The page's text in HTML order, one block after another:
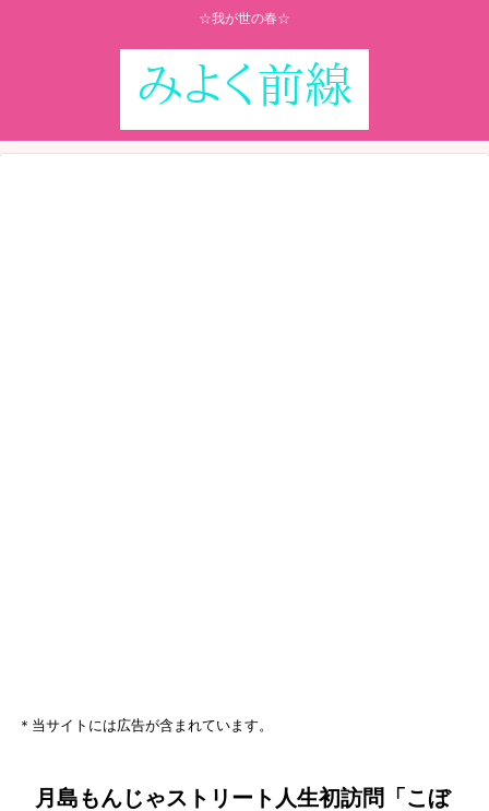
☆我が世の春☆
＊当サイトには広告が含まれています。
月島もんじゃストリート人生初訪問「こぼ